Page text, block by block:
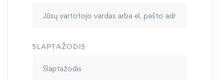
SLAPTAŽODIS